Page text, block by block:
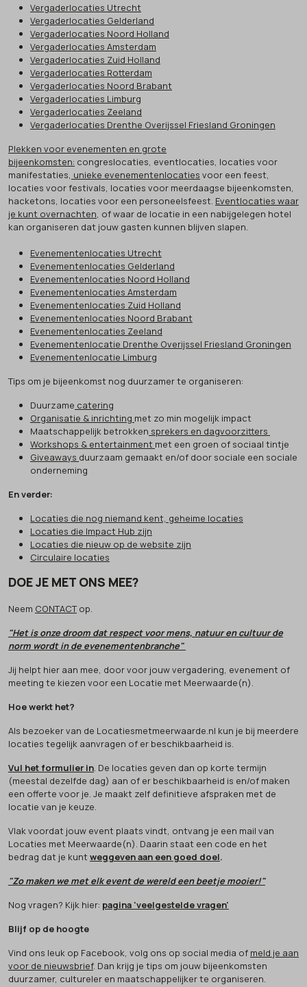
Vergaderlocaties Utrecht
Vergaderlocaties Gelderland
Vergaderlocaties Noord Holland
Vergaderlocaties Amsterdam
Vergaderlocaties Zuid Holland
Vergaderlocaties Rotterdam
Vergaderlocaties Noord Brabant
Vergaderlocaties Limburg
Vergaderlocaties Zeeland
Vergaderlocaties Drenthe Overijssel Friesland Groningen
Plekken voor evenementen en grote
bijeenkomsten: congreslocaties, eventlocaties, locaties voor
manifestaties, unieke evenementenlocaties voor een feest,
locaties voor festivals, locaties voor meerdaagse bijeenkomsten,
hacketons, locaties voor een personeelsfeest. Eventlocaties waar
je kunt overnachten, of waar de locatie in een nabijgelegen hotel
kan organiseren dat jouw gasten kunnen blijven slapen.
Evenementenlocaties Utrecht
Evenementenlocaties Gelderland
Evenementenlocaties Noord Holland
Evenementenlocaties Amsterdam
Evenementenlocaties Zuid Holland
Evenementenlocaties Noord Brabant
Evenementenlocaties Zeeland
Evenementenlocatie Drenthe Overijssel Friesland Groningen
Evenementenlocatie Limburg
Tips om je bijeenkomst nog duurzamer te organiseren:
Duurzame catering
Organisatie & inrichting met zo min mogelijk impact
Maatschappelijk betrokken sprekers en dagvoorzitters
Workshops & entertainment met een groen of sociaal tintje
Giveaways duurzaam gemaakt en/of door sociale een sociale
onderneming
En verder:
Locaties die nog niemand kent, geheime locaties
Locaties die Impact Hub zijn
Locaties die nieuw op de website zijn
Circulaire locaties
DOE JE MET ONS MEE?
Neem CONTACTop.
"Het is onze droom dat respect voor mens, natuur en cultuur de
norm wordt in de evenementenbranche"
Jij helpt hier aan mee, door voor jouw vergadering, evenement of
meeting te kiezen voor een Locatie met Meerwaarde(n).
Hoe werkt het?
Als bezoeker van de Locatiesmetmeerwaarde.nl kun je bij meerdere
locaties tegelijk aanvragen of er beschikbaarheid is.
Vul het formulier in. De locaties geven dan op korte termijn
(meestal dezelfde dag) aan of er beschikbaarheid is en/of maken
een offerte voor je. Je maakt zelf definitieve afspraken met de
locatie van je keuze.
Vlak voordat jouw event plaats vindt, ontvang je een mail van
Locaties met Meerwaarde(n). Daarin staat een code en het
bedrag dat je kunt weggeven aan een goed doel.
"Zo maken we met elk event de wereld een beetje mooier!"
Nog vragen? Kijk hier: pagina 'veelgestelde vragen'
Blijf op de hoogte
Vind ons leuk op Facebook, volg ons op social media of meld je aan
voor de nieuwsbrief. Dan krijg je tips om jouw bijeenkomsten
duurzamer, cultureler en maatschappelijker te organiseren.